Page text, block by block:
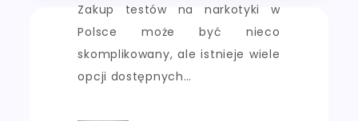
Zakup testów na narkotyki w
Polsce może być nieco
skomplikowany, ale istnieje wiele
opcji dostępnych…